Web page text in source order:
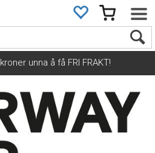
kroner unna å få FRI FRAKT!